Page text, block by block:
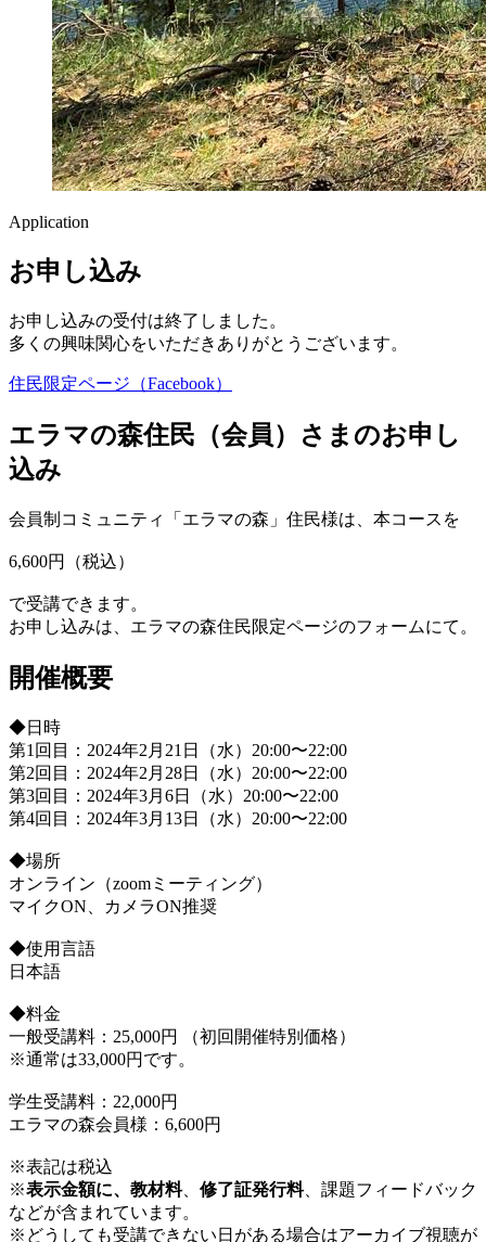
Application
お申し込み
お申し込みの受付は終了しました。
多くの興味関心をいただきありがとうございます。
住民限定ページ（Facebook）
エラマの森住民（会員）さまのお申し
込み
会員制コミュニティ「エラマの森」住民様は、本コースを
6,600円（税込）
で受講できます。
お申し込みは、エラマの森住民限定ページのフォームにて。
開催概要
◆日時
第1回目：2024年2月21日（水）20:00〜22:00
第2回目：2024年2月28日（水）20:00〜22:00
第3回目：2024年3月6日（水）20:00〜22:00
第4回目：2024年3月13日（水）20:00〜22:00
◆場所
オンライン（zoomミーティング）
マイクON、カメラON推奨
◆使用言語
日本語
◆料金
一般受講料：25,000円 （初回開催特別価格）
※通常は33,000円です。
学生受講料：22,000円
エラマの森会員様：6,600円
※表記は税込
※表示金額に、教材料、 修了証発行料、課題フィードバック
などが含まれています。
※どうしても受講できない日がある場合はアーカイブ視聴が